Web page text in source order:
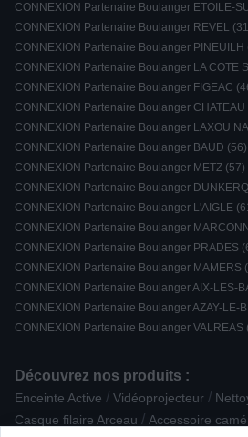
CONNEXION Partenaire Boulanger ETOILE-
CONNEXION Partenaire Boulanger REVEL
CONNEXION Partenaire Boulanger PINEUILH
CONNEXION Partenaire Boulanger LA COTE
CONNEXION Partenaire Boulanger FIGEAC
CONNEXION Partenaire Boulanger CHATEAU
CONNEXION Partenaire Boulanger LAXOU
CONNEXION Partenaire Boulanger BAUD (56)
CONNEXION Partenaire Boulanger METZ (57)
CONNEXION Partenaire Boulanger
CONNEXION Partenaire Boulanger L'AIGLE
CONNEXION Partenaire Boulanger
CONNEXION Partenaire Boulanger PRADES
CONNEXION Partenaire Boulanger MAMERS
CONNEXION Partenaire Boulanger AIX-LES-
CONNEXION Partenaire Boulanger AZAY-LE-
CONNEXION Partenaire Boulanger VALREAS
Découvrez nos produits :
Enceinte Active / Vidéoprojecteur /
Casque filaire Arceau / Accessoire